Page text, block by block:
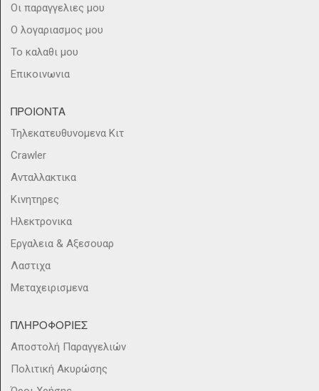
Οι παραγγελιες μου
Ο λογαριασμος μου
Το καλαθι μου
Επικοινωνια
ΠΡΟΙΟΝΤΑ
Τηλεκατευθυνομενα Κιτ
Crawler
Ανταλλακτικα
Κινητηρες
Ηλεκτρονικα
Εργαλεια & Αξεσουαρ
Λαστιχα
Μεταχειρισμενα
ΠΛΗΡΟΦΟΡΙΕΣ
Αποστολή Παραγγελιών
Πολιτική Ακυρώσης